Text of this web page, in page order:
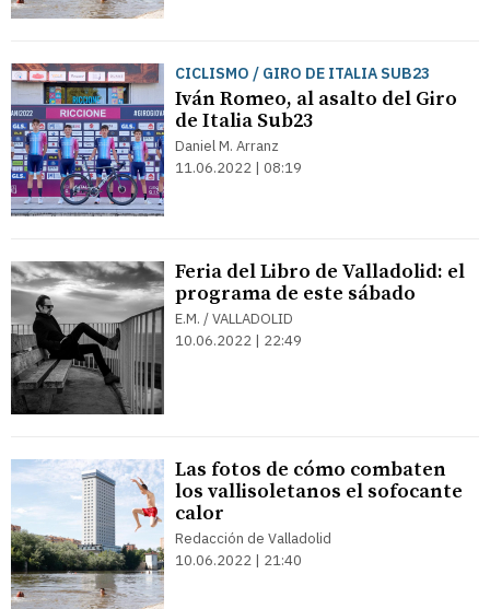
CICLISMO / GIRO DE ITALIA SUB23
Iván Romeo, al asalto del Giro
de Italia Sub23
Daniel M. Arranz
11.06.2022 | 08:19
Feria del Libro de Valladolid: el
programa de este sábado
E.M. / VALLADOLID
10.06.2022 | 22:49
Las fotos de cómo combaten
los vallisoletanos el sofocante
calor
Redacción de Valladolid
10.06.2022 | 21:40